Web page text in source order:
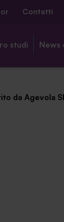
Contatti
studi News
da Agevola